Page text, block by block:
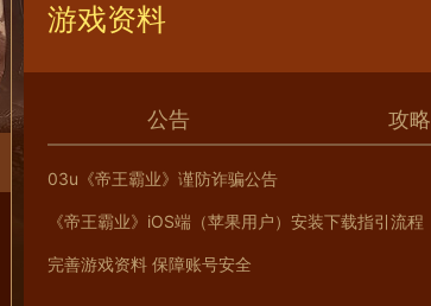
游戏资料
公告 攻略
03u《帝王霸业》谨防诈骗公告
《帝王霸业》iOS端（苹果用户）安装下载指引流程
完善游戏资料 保障账号安全